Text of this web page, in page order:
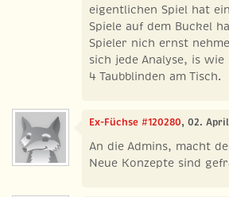
eigentlichen Spiel hat
Spiele auf dem Buckel
Spieler nich ernst
sich jede Analyse, is
4 Taubblinden am Tisch.
Ex-Füchse #120280, 02.
An die Admins, macht
Neue Konzepte sind